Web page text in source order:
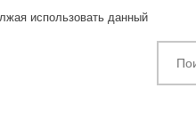
использовать данный